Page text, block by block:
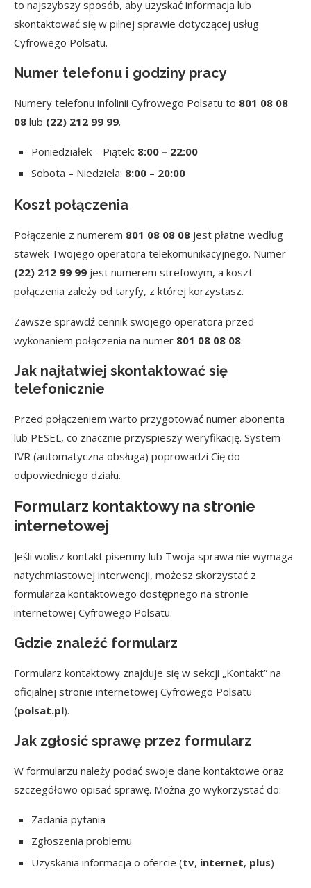
to najszybszy sposób, aby uzyskać informacja lub
skontaktować się w pilnej sprawie dotyczącej usług
Cyfrowego Polsatu.
Numer telefonu i godziny pracy
Numery telefonu infolinii Cyfrowego Polsatu to 801 08 08
08 lub (22) 212 99 99.
Poniedziałek – Piątek: 8:00 – 22:00
Sobota – Niedziela: 8:00 – 20:00
Koszt połączenia
Połączenie z numerem 801 08 08 08 jest płatne według
stawek Twojego operatora telekomunikacyjnego. Numer
(22) 212 99 99 jest numerem strefowym, a koszt
połączenia zależy od taryfy, z której korzystasz.
Zawsze sprawdź cennik swojego operatora przed
wykonaniem połączenia na numer 801 08 08 08.
Jak najłatwiej skontaktować się
telefonicznie
Przed połączeniem warto przygotować numer abonenta
lub PESEL, co znacznie przyspieszy weryfikację. System
IVR (automatyczna obsługa) poprowadzi Cię do
odpowiedniego działu.
Formularz kontaktowy na stronie
internetowej
Jeśli wolisz kontakt pisemny lub Twoja sprawa nie wymaga
natychmiastowej interwencji, możesz skorzystać z
formularza kontaktowego dostępnego na stronie
internetowej Cyfrowego Polsatu.
Gdzie znaleźć formularz
Formularz kontaktowy znajduje się w sekcji „Kontakt” na
oficjalnej stronie internetowej Cyfrowego Polsatu
(polsat.pl).
Jak zgłosić sprawę przez formularz
W formularzu należy podać swoje dane kontaktowe oraz
szczegółowo opisać sprawę. Można go wykorzystać do:
Zadania pytania
Zgłoszenia problemu
Uzyskania informacja o ofercie (tv, internet, plus)